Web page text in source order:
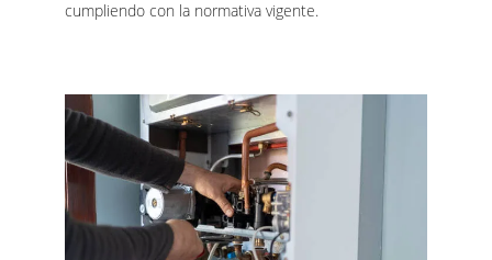
cumpliendo con la normativa vigente.